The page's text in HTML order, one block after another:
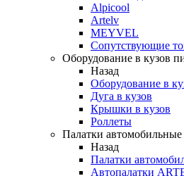
Alpicool
Artelv
MEYVEL
Сопутствующие
Оборудование в кузов
Назад
Оборудование в
Дуга в кузов
Крышки в кузов
Роллеты
Палатки автомобильные
Назад
Палатки
Автопалатки